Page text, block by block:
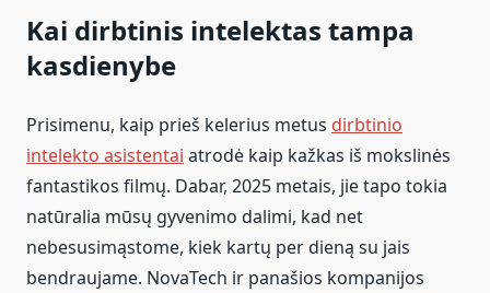
Kai dirbtinis intelektas tampa
kasdienybe
Prisimenu, kaip prieš kelerius metus dirbtinio
intelekto asistentai atrodė kaip kažkas iš mokslinės
fantastikos filmų. Dabar, 2025 metais, jie tapo tokia
natūralia mūsų gyvenimo dalimi, kad net
nebesusimąstome, kiek kartų per dieną su jais
bendraujame. NovaTech ir panašios kompanijos